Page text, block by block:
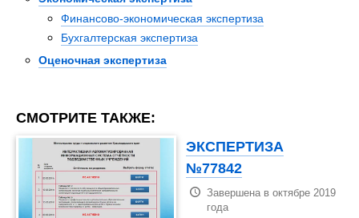
Финансово-экономическая экспертиза
Бухгалтерская экспертиза
Оценочная экспертиза
СМОТРИТЕ ТАКЖЕ:
ЭКСПЕРТИЗА
№77842
Завершена в октябре 2019
года